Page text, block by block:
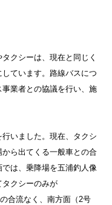
クシーは、現在と同じく
ています。路線バスにつ
業者との協議を行い、施
いました。現在、タクシ
ら出てくる一般車との合
は、乗降場を五浦釣人像
クシーのみが
合流なく、南方面（2号